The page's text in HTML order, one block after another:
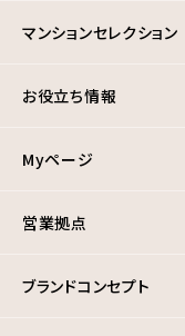
マンションセレクション
お役立ち情報
Myページ
営業拠点
ブランドコンセプト